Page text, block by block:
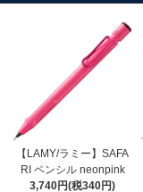
【LAMY/ラミー】SAFA
RI ペンシル neonpink
3,740円(税340円)